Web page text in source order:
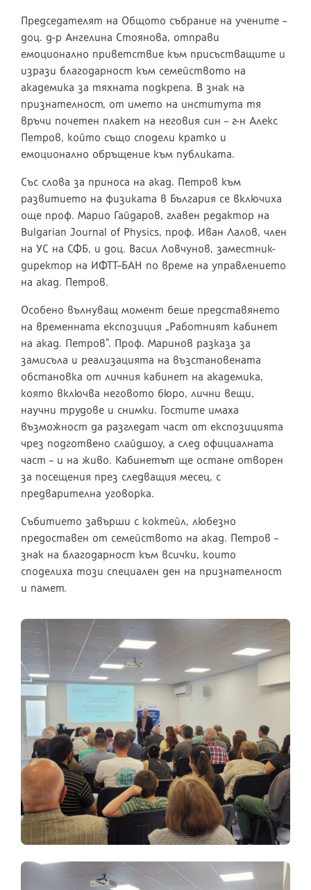
Председателят на Общото събрание на учените –
доц. д-р Ангелина Стоянова, отправи
емоционално приветствие към присъстващите и
изрази благодарност към семейството на
академика за тяхната подкрепа. В знак на
признателност, от името на института тя
връчи почетен плакет на неговия син – г-н Алекс
Петров, който също сподели кратко и
емоционално обръщение към публиката.
Със слова за приноса на акад. Петров към
развитието на физиката в България се включиха
още проф. Марио Гайдаров, главен редактор на
Bulgarian Journal of Physics, проф. Иван Лалов, член
на УС на СФБ, и доц. Васил Ловчунов, заместник-
директор на ИФТТ–БАН по време на управлението
на акад. Петров.
Особено вълнуващ момент беше представянето
на временната експозиция „Работният кабинет
на акад. Петров“. Проф. Маринов разказа за
замисъла и реализацията на възстановената
обстановка от личния кабинет на академика,
която включва неговото бюро, лични вещи,
научни трудове и снимки. Гостите имаха
възможност да разгледат част от експозицията
чрез подготвено слайдшоу, а след официалната
част – и на живо. Кабинетът ще остане отворен
за посещения през следващия месец, с
предварителна уговорка.
Събитието завърши с коктейл, любезно
предоставен от семейството на акад. Петров –
знак на благодарност към всички, които
споделиха този специален ден на признателност
и памет.